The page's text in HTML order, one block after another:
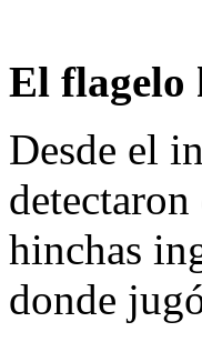
El flagelo
Desde el
hinchas
donde